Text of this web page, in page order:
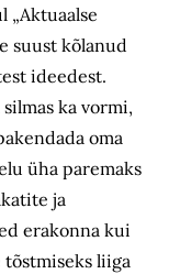
„Aktuaalse
suust kõlanud
ideedest.
ka vormi,
oma
üha paremaks
ja
erakonna kui
liiga